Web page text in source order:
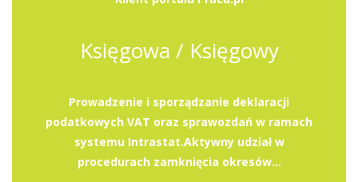
Księgowa / Księgowy
Prowadzenie i sporządzanie deklaracji
podatkowych VAT oraz sprawozdań w ramach
systemu Intrastat.Aktywny udział w
procedurach zamknięcia okresów...